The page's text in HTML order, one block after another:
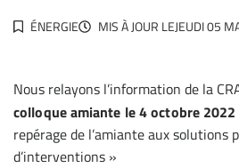
ÉNERGIE MIS À JOUR LEJEUDI 05
Nous relayons l’information de la
colloque amiante le 4 octobre 2022
repérage de l’amiante aux solutions
d’interventions »